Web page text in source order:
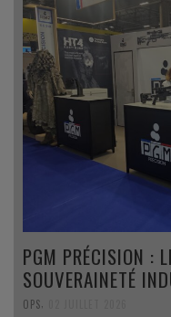
PGM PRÉCISION :
SOUVERAINETÉ
OPS